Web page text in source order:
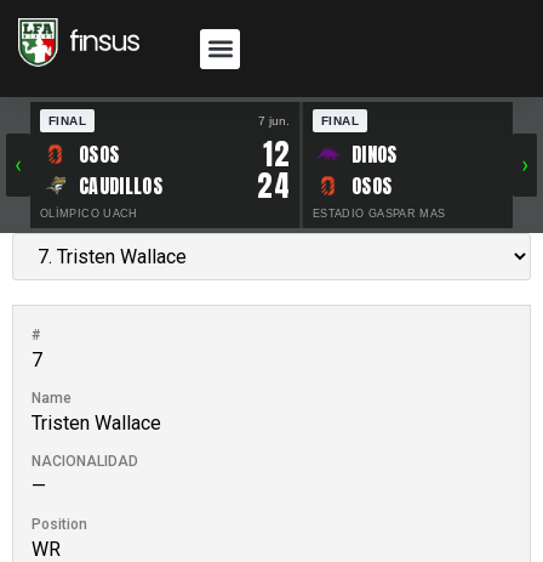
‹
FINAL 7 jun.
OSOS 12
CAUDILLOS 24
OLÍMPICO UACH
FINAL
DINOS
OSOS
ESTADIO GASPAR MAS
›
#
7
Name
Tristen Wallace
NACIONALIDAD
—
Position
WR